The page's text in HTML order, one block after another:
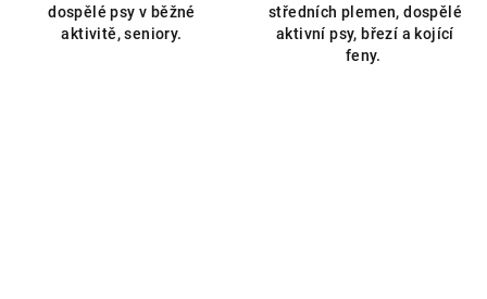
dospělé psy v běžné
aktivitě, seniory.
středních plemen, dospělé
aktivní psy, březí a kojící
feny.